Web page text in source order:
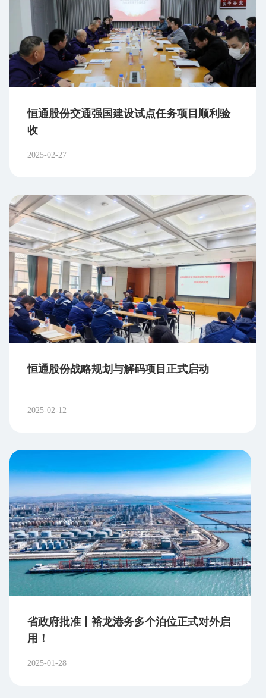
维护市场秩序和投资者权益。 3、提起民事诉讼
对于因虚假陈述、内幕交易、操纵市场等违法行为
导致的投资损失，投资者可以通过民事诉讼途径向
法院提起诉讼，要求相关责任方赔偿损失。近年
来，随着证券集体诉讼制度的完善中小投资者的维
权成本大幅降低，维权效率显著提升。 4、参与证
能面临举证难、成本高等问题。证券支持诉讼制度
为投资者提供了专业法律支持，由投资者保护机构
槛。 二、投资者维权渠道 1、中国证监会服务热线
建议等。 2、交易所平台维权 上海证券交易所
服务热线:400-8888-400 深圳证券交易所服务热
线:400-808-9999 3、中国投资者网 网站：
https://www.investor.org.cn/ 4、投保基金公司 电
话：010-66555047 网站：
https://www.sipf.com.cn 三、防范非法集资策略 1、
强化法律认知 熟悉国家针对非法集资的相关法
规，要清楚参与非法集资不受法律保护，所有损失
需自行承担。 2、提高辨别能力 掌握“一看二问
三查四不要”原则。一看项目是否合法注册，二问资
施，四不要被高息诱惑，远离非法集资。 3、通过
优先选择银行、证券公司等持牌机构的合规产品，
避免因盲目追求高收益而忽视潜在风险。
恒通股份交通强国建设试点任务项目顺利验
收
2025-02-27
恒通股份战略规划与解码项目正式启动
2025-02-12
省政府批准丨裕龙港务多个泊位正式对外启
用！
2025-01-28